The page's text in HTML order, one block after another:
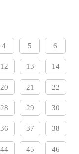
4 5 6
12 13 14
20 21 22
28 29 30
36 37 38
44 45 46